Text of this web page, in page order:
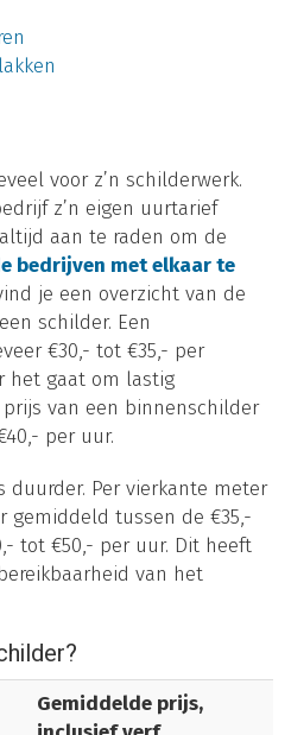
voor z’n schilderwerk.
z’n eigen uurtarief
aan te raden om de
bedrijven met elkaar te
je een overzicht van de
schilder. Een
€30,- tot €35,- per
het gaat om lastig
van een binnenschilder
per uur.
duurder. Per vierkante meter
gemiddeld tussen de €35,-
tot €50,- per uur. Dit heeft
van het
Gemiddelde prijs,